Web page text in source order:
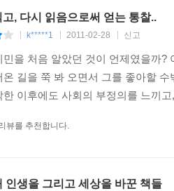
고, 다시 읽음으로써 얻는 통찰..
k*****1 2011-02-28 신고
민을 처음 알았던 것이 언제였을까
온 길을 쭉 봐 오면서 그를 좋아할
한 이후에도 사회의 부정의를 느끼
뷰를 추천합니다.
인생을 그리고 세상을 바꾼 책들